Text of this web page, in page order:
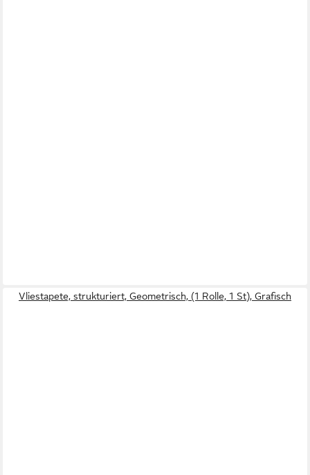
Vliestapete, strukturiert, Geometrisch, (1 Rolle, 1 St), Grafisch